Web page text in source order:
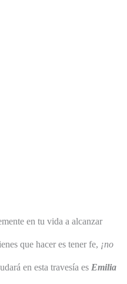
en tu vida a alcanzar
que hacer es tener fe, ¡no
en esta travesía es Emilia